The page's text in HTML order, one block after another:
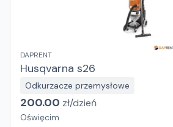
DAPRENT
Husqvarna s26
Odkurzacze przemysłowe
200.00 zł/dzień
Oświęcim